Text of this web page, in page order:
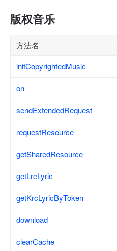
版权音乐
方法名
initCopyrightedMusic
on
sendExtendedRequest
requestResource
getSharedResource
getLrcLyric
getKrcLyricByToken
download
clearCache